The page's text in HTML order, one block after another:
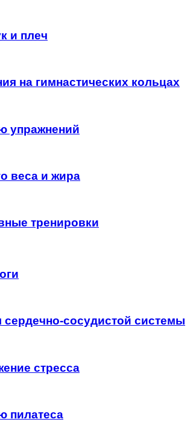
и плеч
на гимнастических кольцах
упражнений
веса и жира
тренировки
сосудистой системы
стресса
пилатеса